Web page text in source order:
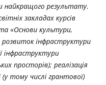
найкращого результату.
закладах курсів
та «Основи культури,
інфраструктури
інфраструктури
просторів); реалізація
тому числі грантової)